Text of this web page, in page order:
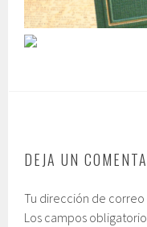
DEJA UN
Tu dirección de
Los campos